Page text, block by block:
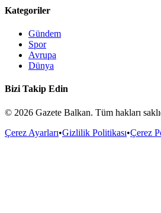
Kategoriler
Gündem
Spor
Avrupa
Dünya
Bizi Takip Edin
© 2026 Gazete Balkan. Tüm hakları
Çerez Ayarları•Gizlilik Politikası•Çerez